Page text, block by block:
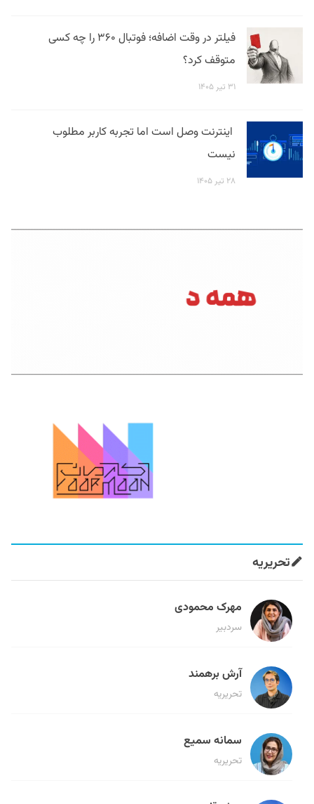
فیلتر در وقت اضافه؛ فوتبال ۳۶۰ را چه کسی
متوقف کرد؟
۳۱ تیر ۱۴۰۵
اینترنت وصل است اما تجربه کاربر مطلوب
نیست
۲۸ تیر ۱۴۰۵
تحریریه
مهرک محمودی
سردبیر
آرش برهمند
تحریریه
سمانه سمیع
تحریریه